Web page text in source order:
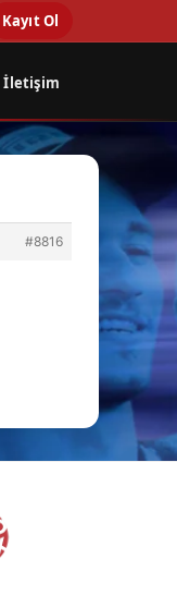
Kayıt Ol
İletişim
#8816